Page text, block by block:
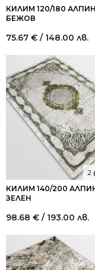
КИЛИМ 120/180
БЕЖОВ
75.67 € / 148.00 лв.
КИЛИМ 140/200
ЗЕЛЕН
2
98.68 € / 193.00 лв.